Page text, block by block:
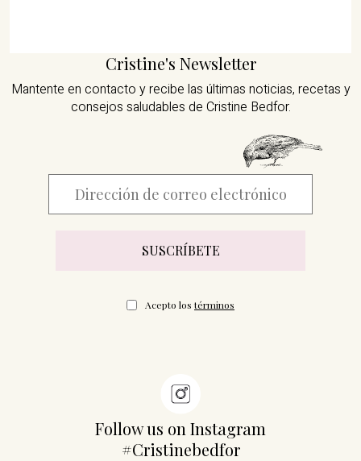
Cristine's Newsletter
Mantente en contacto y recibe las últimas noticias, recetas y
consejos saludables de Cristine Bedfor.
Acepto los términos
Follow us on Instagram
#Cristinebedfor